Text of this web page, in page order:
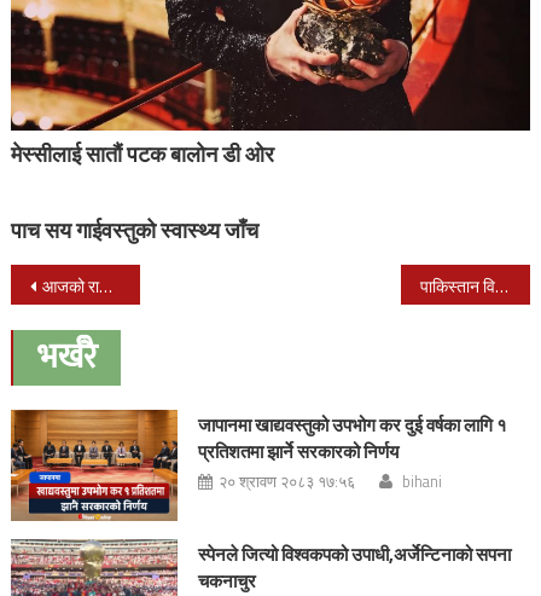
मेस्सीलाई सातौं पटक बालोन डी ओर
पाच सय गाईवस्तुको स्वास्थ्य जाँच
Post
navigation
आजको राशिफल ।। कार्तिक २३ गते बुधवार पाकिस्तान विश्वकपको फाइनलमा
भर्खरै
जापानमा खाद्यवस्तुको उपभोग कर दुई वर्षका लागि १
प्रतिशतमा झार्ने सरकारको निर्णय
२० श्रावण २०८३ १७:५६ bihani
स्पेनले जित्यो विश्वकपको उपाधी,अर्जेन्टिनाको सपना
चकनाचुर